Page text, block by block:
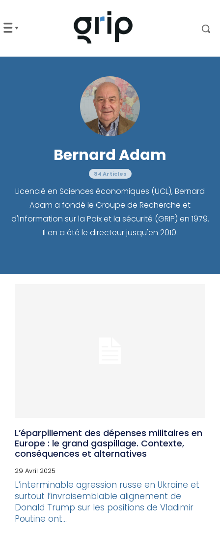
Bernard Adam
84 Articles
Licencié en Sciences économiques (UCL), Bernard
Adam a fondé le Groupe de Recherche et
d'Information sur la Paix et la sécurité (GRIP) en 1979.
Il en a été le directeur jusqu'en 2010.
L’éparpillement des dépenses militaires en
Europe : le grand gaspillage. Contexte,
conséquences et alternatives
29 Avril 2025
L’interminable agression russe en Ukraine et
surtout l’invraisemblable alignement de
Donald Trump sur les positions de Vladimir
Poutine ont...